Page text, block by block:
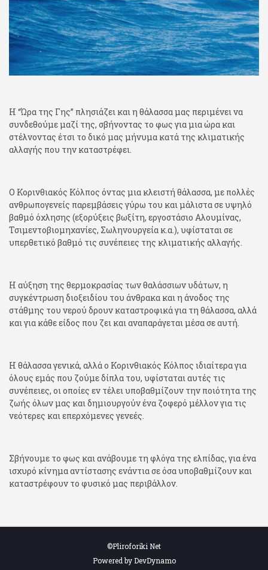
Η “Ώρα της Γης” πλησιάζει και η θάλασσα μας περιμένει να
συνδεθούμε μαζί της, σβήνοντας το φως για μια ώρα και
στέλνοντας έτσι το δικό μας μήνυμα κατά της κλιματικής
αλλαγής που την καταστρέφει.
Ο Κορινθιακός Κόλπος όντας μια κλειστή θάλασσα, με πολλές
ανθρωπογενείς παρεμβάσεις γύρω του και μάλιστα σε υψηλό
βαθμό όχλησης (εξορύξεις βωξίτη, εργοστάσιο Αλουμίνας,
Τσιμεντοβιομηχανίες, Σωληνουργεία κ.α.), υφίσταται σε
υπερθετικό βαθμό τις συνέπειες της κλιματικής αλλαγής.
Η αύξηση της θερμοκρασίας των θαλάσσιων υδάτων, η
συγκέντρωση διοξειδίου του άνθρακα και η άνοδος της
στάθμης του νερού δρουν καταστροφικά για τη θάλασσα, αλλά
και για κάθε είδος που ζει και αναπαράγεται μέσα σε αυτή.
Η θάλασσα γενικά, αλλά ο Κορινθιακός Κόλπος ιδιαίτερα για
όλους εμάς που ζούμε δίπλα του, υφίσταται αυτές τις
συνέπειες, οι οποίες εν τέλει υποβαθμίζουν την ποιότητα της
ζωής όλων μας και δημιουργούν ένα ζοφερό μέλλον για τις
νεότερες και επερχόμενες γενεές.
Σβήνουμε το φως και ανάβουμε τη φλόγα της ελπίδας, για ένα
ισχυρό κίνημα αντίστασης ενάντια σε όσα υποβαθμίζουν και
καταστρέφουν το φυσικό μας περιβάλλον.
©Pliroforiki Net
Powered by DevDynamo